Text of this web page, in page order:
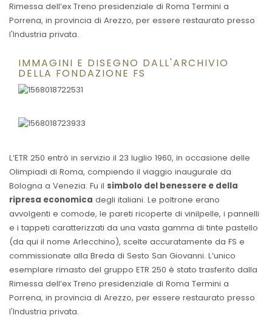
Rimessa dell’ex Treno presidenziale di Roma Termini a
Porrena, in provincia di Arezzo, per essere restaurato presso
l'Industria privata.
IMMAGINI E DISEGNO DALL'ARCHIVIO
DELLA FONDAZIONE FS
L‘ETR 250 entrò in servizio il 23 luglio 1960, in occasione delle
Olimpiadi di Roma, compiendo il viaggio inaugurale da
Bologna a Venezia. Fu il simbolo del benessere e della
ripresa economica degli italiani. Le poltrone erano
avvolgenti e comode, le pareti ricoperte di vinilpelle, i pannelli
e i tappeti caratterizzati da una vasta gamma di tinte pastello
(da qui il nome Arlecchino), scelte accuratamente da FS e
commissionate alla Breda di Sesto San Giovanni. L’unico
esemplare rimasto del gruppo ETR 250 è stato trasferito dalla
Rimessa dell’ex Treno presidenziale di Roma Termini a
Porrena, in provincia di Arezzo, per essere restaurato presso
l'Industria privata.